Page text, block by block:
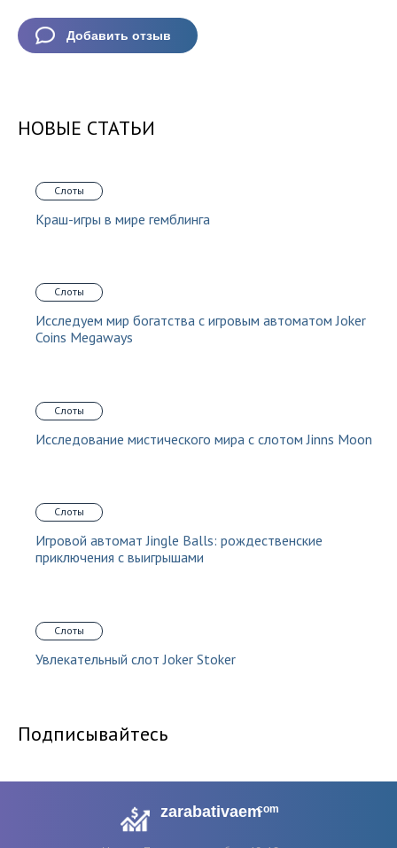
НОВЫЕ СТАТЬИ
Слоты
Краш-игры в мире гемблинга
Слоты
Исследуем мир богатства с игровым автоматом Joker
Coins Megaways
Слоты
Исследование мистического мира с слотом Jinns Moon
Слоты
Игровой автомат Jingle Balls: рождественские
приключения с выигрышами
Слоты
Увлекательный слот Joker Stoker
Подписывайтесь
zarabativaemcom